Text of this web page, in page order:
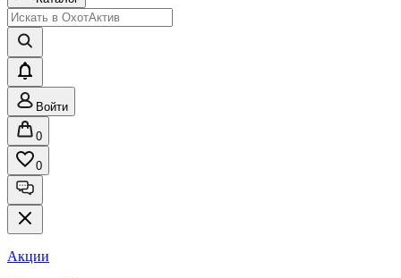
Войти
0
0
Акции